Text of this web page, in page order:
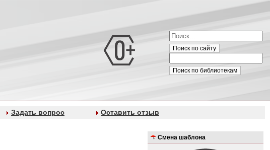
Поиск по сайту
Поиск по библиотекам
Задать вопрос Оставить отзыв
Смена шаблона